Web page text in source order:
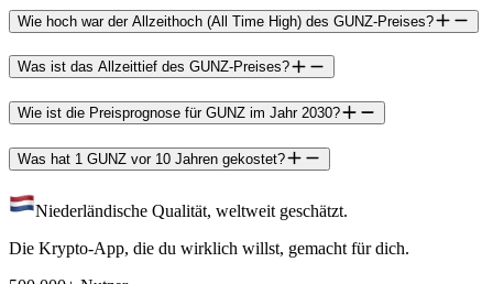
Wie hoch war der Allzeithoch (All Time High) des GUNZ-Preises?
Was ist das Allzeittief des GUNZ-Preises?
Wie ist die Preisprognose für GUNZ im Jahr 2030?
Was hat 1 GUNZ vor 10 Jahren gekostet?
Niederländische Qualität, weltweit geschätzt.
Die Krypto-App, die du wirklich willst, gemacht für dich.